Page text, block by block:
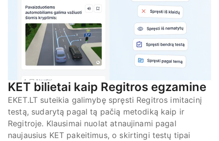
KET bilietai kaip Regitros egzamine
EKET.LT suteikia galimybę spręsti Regitros imitacinį
testą, sudarytą pagal tą pačią metodiką kaip ir
Regitroje. Klausimai nuolat atnaujinami pagal
naujausius KET pakeitimus, o skirtingi testų tipai